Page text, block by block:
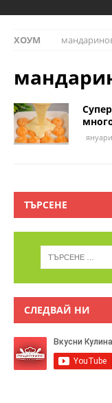
ХОУМ
ТЪРСЕНЕ
СЛЕДВАЙ НИ